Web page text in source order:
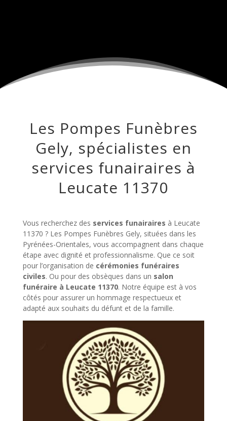
Les Pompes Funèbres
Gely, spécialistes en
services funairaires à
Leucate 11370
Vous recherchez des services funairaires à Leucate
11370 ? Les Pompes Funèbres Gely, situées dans les
Pyrénées-Orientales, vous accompagnent dans chaque
étape avec dignité et professionnalisme. Que ce soit
pour l’organisation de cérémonies funéraires
civiles. Ou pour des obsèques dans un salon
funéraire à Leucate 11370. Notre équipe est à vos
côtés pour assurer un hommage respectueux et
adapté aux souhaits du défunt et de la famille.